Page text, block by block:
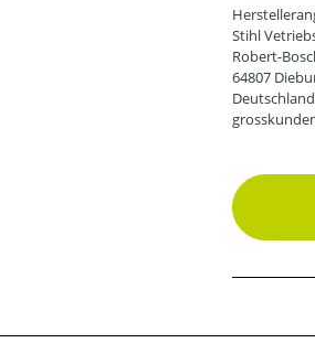
Stihl
Robert-
64807
Deutschland